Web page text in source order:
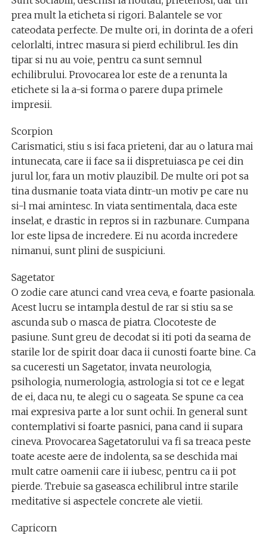
prea mult la eticheta si rigori. Balantele se vor
cateodata perfecte. De multe ori, in dorinta de a oferi
celorlalti, intrec masura si pierd echilibrul. Ies din
tipar si nu au voie, pentru ca sunt semnul
echilibrului. Provocarea lor este de a renunta la
etichete si la a-si forma o parere dupa primele
impresii.
Scorpion
Carismatici, stiu s isi faca prieteni, dar au o latura mai
intunecata, care ii face sa ii dispretuiasca pe cei din
jurul lor, fara un motiv plauzibil. De multe ori pot sa
tina dusmanie toata viata dintr-un motiv pe care nu
si-l mai amintesc. In viata sentimentala, daca este
inselat, e drastic in repros si in razbunare. Cumpana
lor este lipsa de incredere. Ei nu acorda incredere
nimanui, sunt plini de suspiciuni.
Sagetator
O zodie care atunci cand vrea ceva, e foarte pasionala.
Acest lucru se intampla destul de rar si stiu sa se
ascunda sub o masca de piatra. Clocoteste de
pasiune. Sunt greu de decodat si iti poti da seama de
starile lor de spirit doar daca ii cunosti foarte bine. Ca
sa cuceresti un Sagetator, invata neurologia,
psihologia, numerologia, astrologia si tot ce e legat
de ei, daca nu, te alegi cu o sageata. Se spune ca cea
mai expresiva parte a lor sunt ochii. In general sunt
contemplativi si foarte pasnici, pana cand ii supara
cineva. Provocarea Sagetatorului va fi sa treaca peste
toate aceste aere de indolenta, sa se deschida mai
mult catre oamenii care ii iubesc, pentru ca ii pot
pierde. Trebuie sa gaseasca echilibrul intre starile
meditative si aspectele concrete ale vietii.
Capricorn